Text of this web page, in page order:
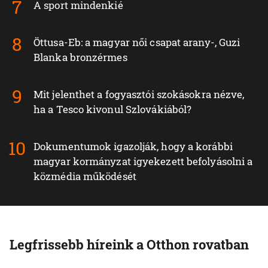
A sport mindenkié
Öttusa-Eb: a magyar női csapat arany-, Guzi
Blanka bronzérmes
Mit jelenthet a fogyasztói szokásokra nézve,
ha a Tesco kivonul Szlovákiából?
Dokumentumok igazolják, hogy a korábbi
magyar kormányzat igyekezett befolyásolni a
közmédia működését
Legfrissebb híreink a Otthon rovatban